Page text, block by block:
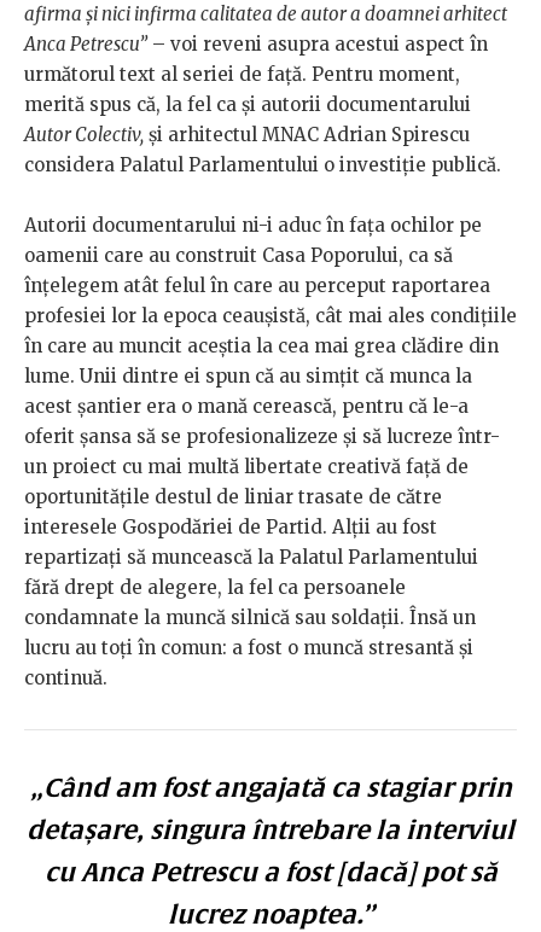
afirma și nici infirma calitatea de autor a doamnei arhitect
Anca Petrescu”– voi reveni asupra acestui aspect în
următorul text al seriei de față. Pentru moment,
merită spus că, la fel ca și autorii documentarului
Autor Colectiv, și arhitectul MNAC Adrian Spirescu
considera Palatul Parlamentului o investiție publică.
Autorii documentarului ni-i aduc în fața ochilor pe
oamenii care au construit Casa Poporului, ca să
înțelegem atât felul în care au perceput raportarea
profesiei lor la epoca ceaușistă, cât mai ales condițiile
în care au muncit aceștia la cea mai grea clădire din
lume. Unii dintre ei spun că au simțit că munca la
acest șantier era o mană cerească, pentru că le-a
oferit șansa să se profesionalizeze și să lucreze într-
un proiect cu mai multă libertate creativă față de
oportunitățile destul de liniar trasate de către
interesele Gospodăriei de Partid. Alții au fost
repartizați să muncească la Palatul Parlamentului
fără drept de alegere, la fel ca persoanele
condamnate la muncă silnică sau soldații. Însă un
lucru au toți în comun: a fost o muncă stresantă și
continuă.
„Când am fost angajată ca stagiar prin
detașare, singura întrebare la interviul
cu Anca Petrescu a fost [dacă] pot să
lucrez noaptea.”